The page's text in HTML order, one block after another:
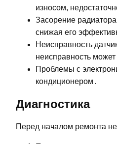
износом,
Засорение
снижая его
Неисправность
неисправность
Проблемы с
кондиционером․
Диагностика
Перед началом ремонта